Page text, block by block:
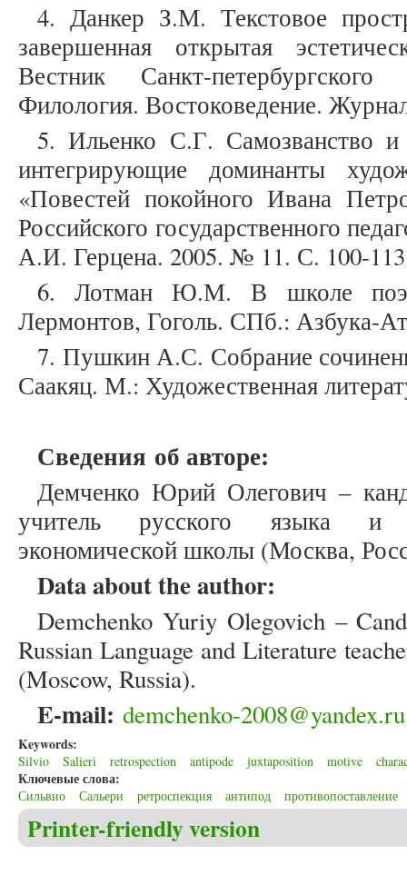
4. Данкер З.М. Текстовое
завершенная открытая
Вестник Санкт-
Филология. Востоковедение.
5. Ильенко С.Г. Самозванство и
интегрирующие доминанты
«Повестей покойного Ивана
Российского государственного
А.И. Герцена. 2005. № 11. С. 100-
6. Лотман Ю.М. В школе
Лермонтов, Гоголь. СПб.: Азбука-
7. Пушкин А.С. Собрание
Саакяц. М.: Художественная
Сведения об авторе:
Демченко Юрий Олегович –
учитель русского языка и
экономической школы (Москва,
Data about the author:
Demchenko Yuriy Olegovich –
Russian Language and Literature
(Moscow, Russia).
E-mail: demchenko-2008@yandex.ru
Keywords:
Silvio Salieri retrospection antipode juxtaposition motive
Ключевые слова:
Сильвио Сальери ретроспекция антипод противопоставление
Printer-friendly version